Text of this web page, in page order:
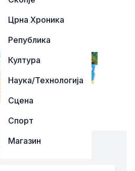
Црна Хроника
Република
Култура
Наука/Технологија
Сцена
Спорт
Магазин